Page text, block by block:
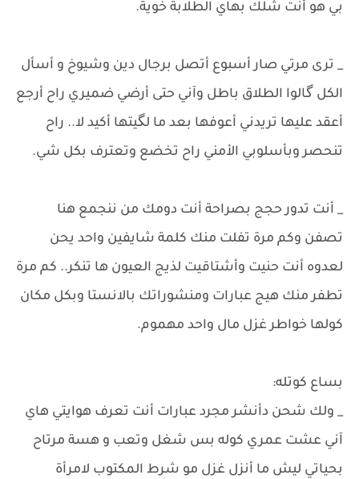
بي هو أنت شلك بهاي الطلابة خوية.
_ ترى مرتي صار أسبوع أتصل برجال دين وشيوخ و أسأل
الكل گالوا الطلاق باطل وآني حتى أرضي ضميري راح أرجع
أعقد عليها تريدني أعوفها بعد ما لگيتها أكيد لا.. راح
تنحصر وبأسلوبي الأمني راح تخضع وتعترف بكل شي.
_ أنت تدور حجج بصراحة أنت دومك من ننجمع هنا
تصفن وكم مرة تفلت منك كلمة شايفين واحد يحن
لعدوه أنت حنيت وأشتاقيت لذيج العيون ها تنكر.. كم مرة
تطفر منك هيج عبارات ومنشوراتك بالانستا وبكل مكان
كولها خواطر غزل مال واحد مهموم.
بساع كوتله:
_ ولك شحن دأنشر مجرد عبارات أنت تعرف هوايتي هاي
آني عشت عمري كوله بس شغل وتعب و هسة مرتاح
بحياتي ليش ما أنزل غزل مو شرط المكتوب لامرأة